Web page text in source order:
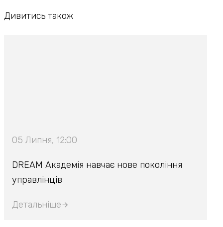
Дивитись також
05 Липня, 12:00
DREAM Академія навчає нове покоління
управлінців
Детальніше